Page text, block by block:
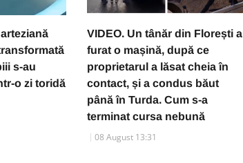
s-au
o zi toridă
VIDEO. Un tânăr din Florești a
furat o mașină, după ce
proprietarul a lăsat cheia în
contact, și a condus băut
până în Turda. Cum s-a
terminat cursa nebună
08 August 13:31